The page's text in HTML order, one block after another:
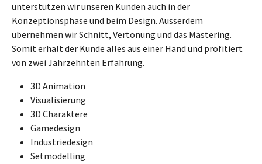
unterstützen wir unseren Kunden auch in der
Konzeptionsphase und beim Design. Ausserdem
übernehmen wir Schnitt, Vertonung und das Mastering.
Somit erhält der Kunde alles aus einer Hand und profitiert
von zwei Jahrzehnten Erfahrung.
3D Animation
Visualisierung
3D Charaktere
Gamedesign
Industriedesign
Setmodelling